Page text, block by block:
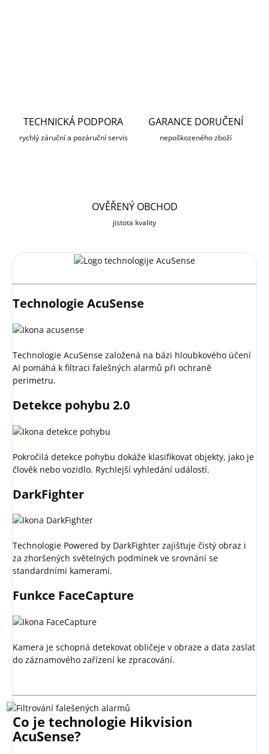
TECHNICKÁ PODPORA
rychlý záruční a pozáruční servis
GARANCE DORUČENÍ
nepoškozeného zboží
OVĚŘENÝ OBCHOD
jistota kvality
Technologie AcuSense
Technologie AcuSense založená na bázi hloubkového účení
AI pomáhá k filtraci falešných alarmů při ochraně
perimetru.
Detekce pohybu 2.0
Pokročilá detekce pohybu dokáže klasifikovat objekty, jako je
člověk nebo vozidlo. Rychlejší vyhledání událostí.
DarkFighter
Technologie Powered by DarkFighter zajišťuje čistý obraz i
za zhoršených světelných podmínek ve srovnání se
standardními kamerami.
Funkce FaceCapture
Kamera je schopná detekovat obličeje v obraze a data zaslat
do záznamového zařízení ke zpracování.
Co je technologie Hikvision
AcuSense?